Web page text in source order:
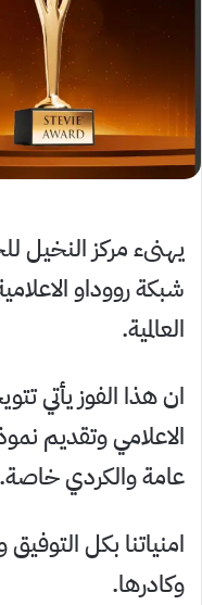
يهنىء مركز النخيل
شبكة رووداو
العالمية.
ان هذا الفوز يأتي
الاعلامي وتقديم
عامة والكردي خاصة.
امنياتنا بكل
وكادرها.